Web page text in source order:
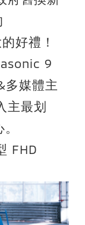
好禮！
9
多媒體主
主最划
FHD
洽全台展